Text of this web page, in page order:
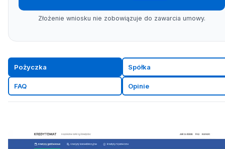
Złożenie wniosku nie zobowiązuje do zawarcia umowy.
Pożyczka Spółka
FAQ Opinie